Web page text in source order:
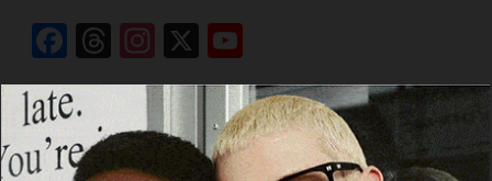
Facebook
Threads
Instagram
X